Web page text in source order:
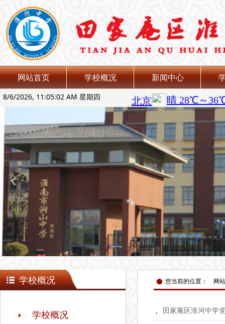
8/6/2026, 11:05:03 AM 星期四
网站首页 学校概况 新闻中心
넳
学校概况
学校概况
넸您当前的位置： 网
뀧 田家庵区淮河中学